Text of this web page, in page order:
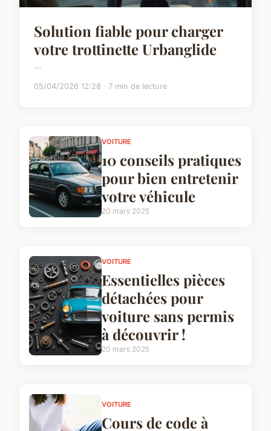
Solution fiable pour charger
votre trottinette Urbanglide
...
05/04/2026 12:28 · 7 min de lecture
VOITURE
10 conseils pratiques
pour bien entretenir
votre véhicule
20 mars 2025
VOITURE
Essentielles pièces
détachées pour
voiture sans permis
à découvrir !
20 mars 2025
VOITURE
Cours de code à